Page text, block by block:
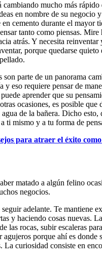
cambiando mucho más rápido
en nombre de su negocio
cemento durante el mayor
tanto como piensas. Mire
atrás. Y necesita reinventar
porque quedarse quieto
son parte de un panorama
y eso requiere pensar de
aprender que su
ocasiones, es posible que
de la bañera. Dicho esto,
ti mismo y a tu forma de
para atraer el éxito
matado a algún felino
negocios.
adelante. Te mantiene
y haciendo cosas nuevas.
las rocas, subir escaleras
agujeros porque ahí es donde
La curiosidad consiste en